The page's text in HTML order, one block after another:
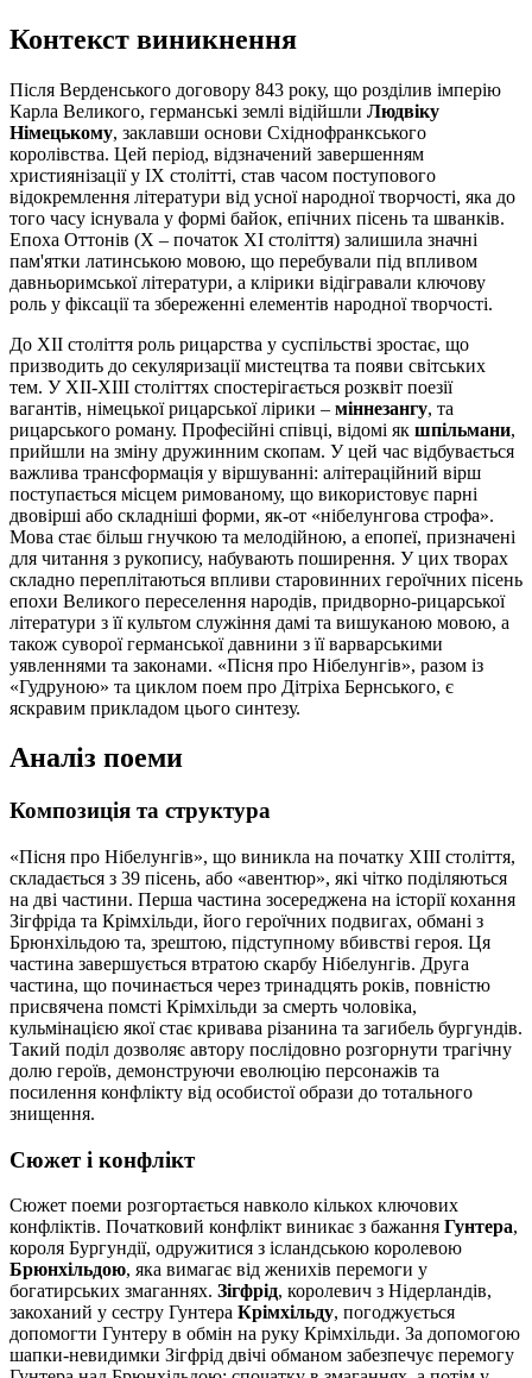
Контекст виникнення
Після Верденського договору 843 року, що розділив імперію
Карла Великого, германські землі відійшли Людвіку
Німецькому, заклавши основи Східнофранкського
королівства. Цей період, відзначений завершенням
християнізації у IX столітті, став часом поступового
відокремлення літератури від усної народної творчості, яка до
того часу існувала у формі байок, епічних пісень та шванків.
Епоха Оттонів (X – початок XI століття) залишила значні
пам'ятки латинською мовою, що перебували під впливом
давньоримської літератури, а клірики відігравали ключову
роль у фіксації та збереженні елементів народної творчості.
До XII століття роль рицарства у суспільстві зростає, що
призводить до секуляризації мистецтва та появи світських
тем. У XII-XIII століттях спостерігається розквіт поезії
вагантів, німецької рицарської лірики – міннезангу, та
рицарського роману. Професійні співці, відомі як шпільмани,
прийшли на зміну дружинним скопам. У цей час відбувається
важлива трансформація у віршуванні: алітераційний вірш
поступається місцем римованому, що використовує парні
двовірші або складніші форми, як-от «нібелунгова строфа».
Мова стає більш гнучкою та мелодійною, а епопеї, призначені
для читання з рукопису, набувають поширення. У цих творах
складно переплітаються впливи старовинних героїчних пісень
епохи Великого переселення народів, придворно-рицарської
літератури з її культом служіння дамі та вишуканою мовою, а
також суворої германської давнини з її варварськими
уявленнями та законами. «Пісня про Нібелунгів», разом із
«Гудруною» та циклом поем про Дітріха Бернського, є
яскравим прикладом цього синтезу.
Аналіз поеми
Композиція та структура
«Пісня про Нібелунгів», що виникла на початку XIII століття,
складається з 39 пісень, або «авентюр», які чітко поділяються
на дві частини. Перша частина зосереджена на історії кохання
Зігфріда та Крімхільди, його героїчних подвигах, обмані з
Брюнхільдою та, зрештою, підступному вбивстві героя. Ця
частина завершується втратою скарбу Нібелунгів. Друга
частина, що починається через тринадцять років, повністю
присвячена помсті Крімхільди за смерть чоловіка,
кульмінацією якої стає кривава різанина та загибель бургундів.
Такий поділ дозволяє автору послідовно розгорнути трагічну
долю героїв, демонструючи еволюцію персонажів та
посилення конфлікту від особистої образи до тотального
знищення.
Сюжет і конфлікт
Сюжет поеми розгортається навколо кількох ключових
конфліктів. Початковий конфлікт виникає з бажання Гунтера,
короля Бургундії, одружитися з ісландською королевою
Брюнхільдою, яка вимагає від женихів перемоги у
богатирських змаганнях. Зігфрід, королевич з Нідерландів,
закоханий у сестру Гунтера Крімхільду, погоджується
допомогти Гунтеру в обмін на руку Крімхільди. За допомогою
шапки-невидимки Зігфрід двічі обманом забезпечує перемогу